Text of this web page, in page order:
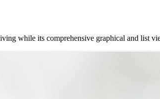
while its comprehensive graphical and list